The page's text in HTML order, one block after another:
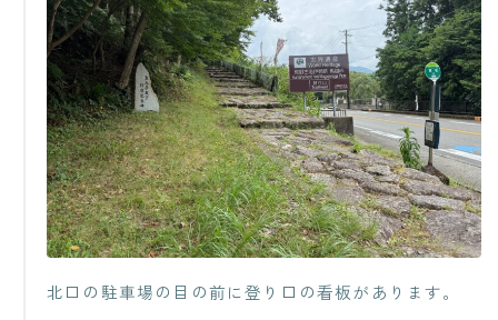
北口の駐車場の目の前に登り口の看板があります。